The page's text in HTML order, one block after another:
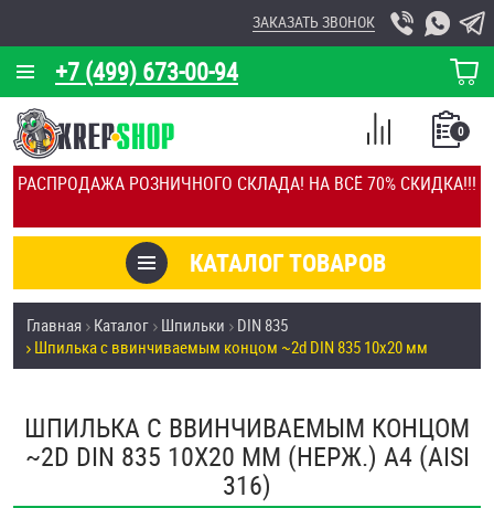
РАСПРОДАЖА РОЗНИЧНОГО СКЛАДА! НА ВСЁ 70% СКИДКА!!!
+7 (499) 673-00-94
ЗАКАЗАТЬ ЗВОНОК
КОРЗИНА
О КОМПАНИИ
КАЛЬКУЛЯТОР
ОТЗЫВЫ
УСЛУГИ
СКИДКИ
ОПТ
ПОКУПАТЕЛЯМ
КАТАЛОГ ТОВАРОВ
0
СПИСОК
СРАВНЕНИЕ
Товары со скидкой
Анкеры
Антивандальный крепёж, инструмент
Главная Каталог Шпильки
DIN 835
Шпилька c ввинчиваемым концом ~2d DIN 835 10х20 мм
ШПИЛЬКА C ВВИНЧИВАЕМЫМ КОНЦОМ
~2D DIN 835 10Х20 ММ (НЕРЖ.) A4 (AISI
316)